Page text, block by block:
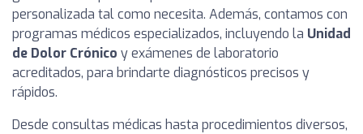
personalizada tal como necesita. Además, contamos con
programas médicos especializados, incluyendo la Unidad
de Dolor Crónico y exámenes de laboratorio
acreditados, para brindarte diagnósticos precisos y
rápidos.
Desde consultas médicas hasta procedimientos diversos,